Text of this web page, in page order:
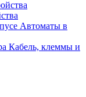
Автоматы в
Кабель, клеммы и